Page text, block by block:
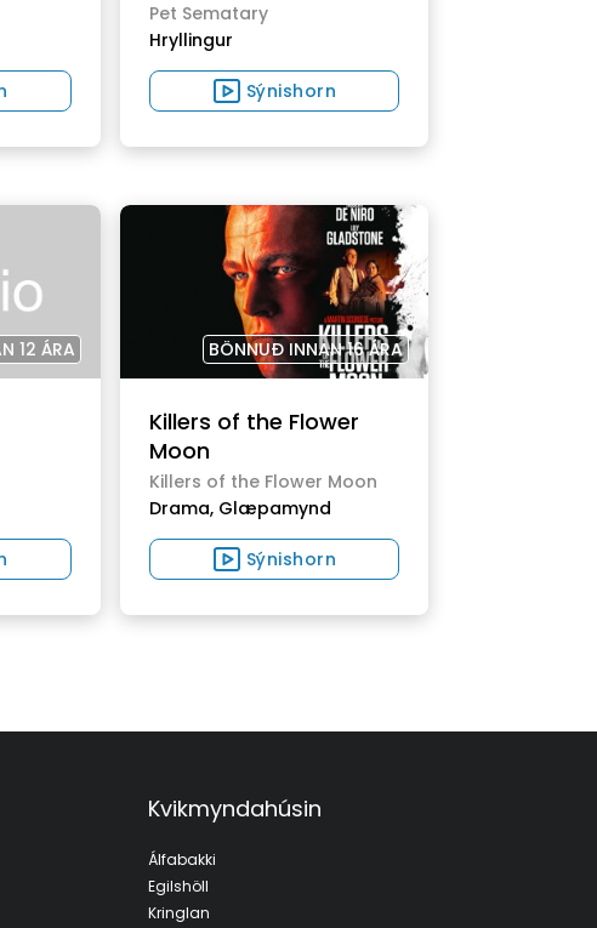
Pet Sematary
Hryllingur
Sýnishorn
12 ÁRA BÖNNUÐ INNAN 16 ÁRA
Killers of the Flower
Moon
Killers of the Flower Moon
Drama, Glæpamynd
Sýnishorn
Kvikmyndahúsin
Álfabakki
Egilshöll
Kringlan